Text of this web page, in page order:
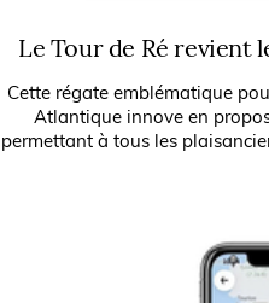
Le Tour de Ré revient
Cette régate emblématique
Atlantique innove en
permettant à tous les